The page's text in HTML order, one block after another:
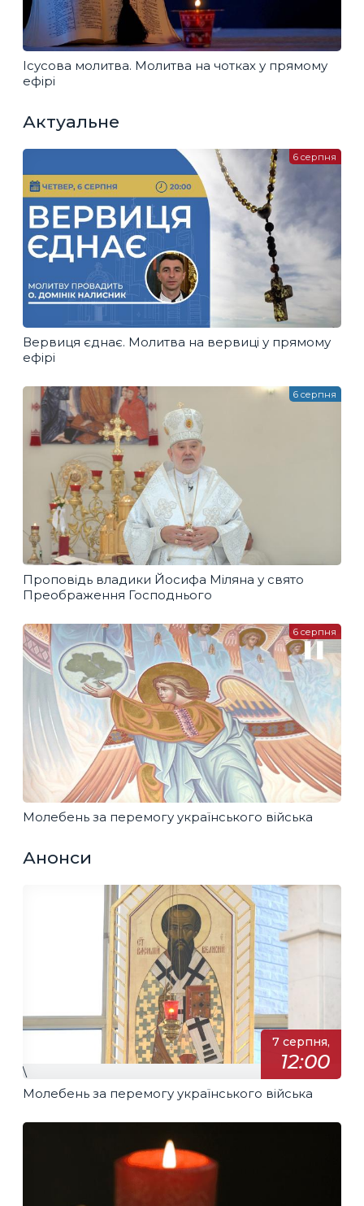
Ісусова молитва. Молитва на чотках у прямому
ефірі
Актуальне
Вервиця єднає. Молитва на вервиці у прямому
ефірі
6 серпня
Проповідь владики Йосифа Міляна у свято
Преображення Господнього
6 серпня
Молебень за перемогу українського війська
6 серпня
Анонси
7 серпня,
12:00
\
Молебень за перемогу українського війська